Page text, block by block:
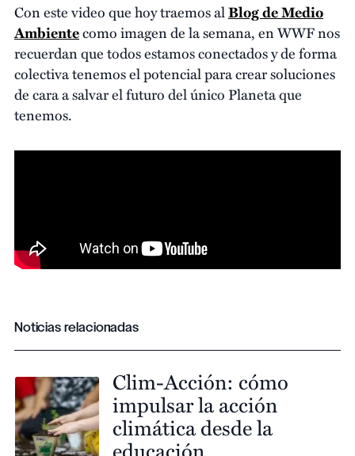
Con este video que hoy traemos alBlog de Medio
Ambientecomo imagen de la semana, en WWF nos
recuerdan que todos estamos conectados y de forma
colectiva tenemos el potencial para crear soluciones
de cara a salvar el futuro del único Planeta que
tenemos.
Noticias relacionadas
Clim-Acción: cómo
impulsar la acción
climática desde la
educación